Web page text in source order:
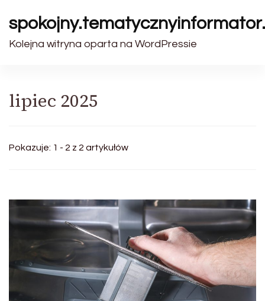
Kolejna witryna oparta na WordPressie
lipiec 2025
Pokazuje: 1 - 2 z 2 artykułów